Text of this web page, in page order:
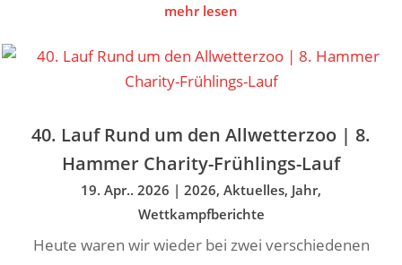
mehr lesen
40. Lauf Rund um den Allwetterzoo | 8.
Hammer Charity-Frühlings-Lauf
19. Apr.. 2026 | 2026, Aktuelles, Jahr,
Wettkampfberichte
Heute waren wir wieder bei zwei verschiedenen